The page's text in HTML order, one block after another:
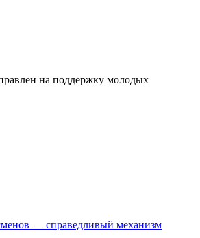
на поддержку молодых
— справедливый механизм